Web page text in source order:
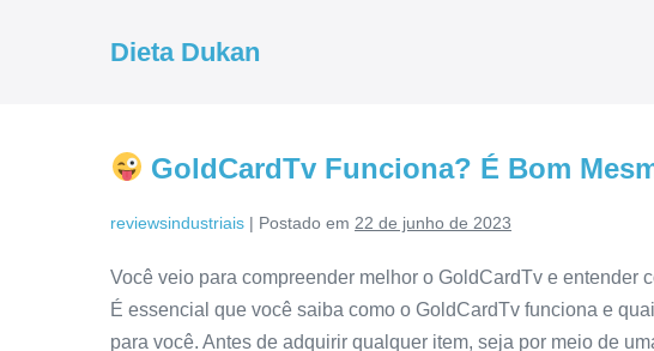
Dieta Dukan
GoldCardTv Funciona? É Bom
reviewsindustriais | Postado em 22 de junho de 2023
Você veio para compreender melhor o GoldCardTv e entender
É essencial que você saiba como o GoldCardTv funciona e
para você. Antes de adquirir qualquer item, seja por meio de